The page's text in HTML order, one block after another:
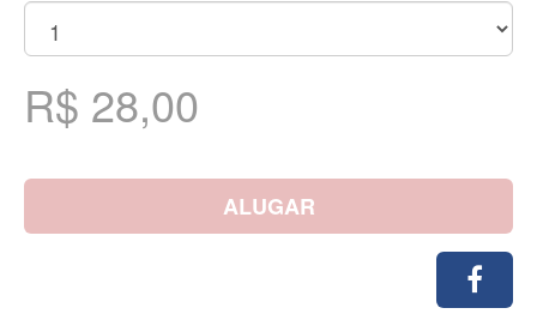
R$ 28,00
ALUGAR